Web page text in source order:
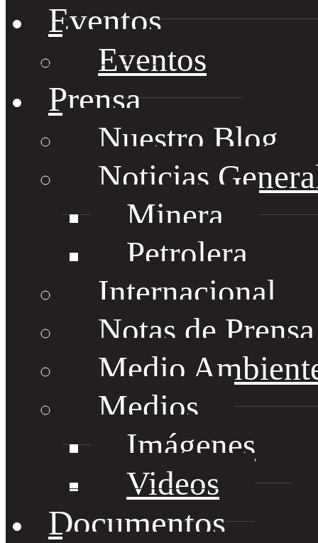
Eventos
Eventos
Prensa
Nuestro Blog
Noticias
Minera
Petrolera
Internacional
Notas de
Medio
Medios
Imágenes
Videos
Documentos